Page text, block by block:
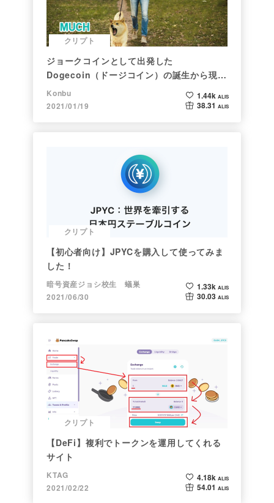
クリプト
ジョークコインとして出発した
Dogecoin（ドージコイン）の誕生から現在
まで。注目される非証券性🐶
Konbu
2021/01/19
1.44k ALIS
38.31 ALIS
クリプト
【初心者向け】JPYCを購入して使ってみま
した！
暗号資産ジョシ校生 蟻巣
2021/06/30
1.33k ALIS
30.03 ALIS
クリプト
【DeFi】複利でトークンを運用してくれる
サイト
KTAG
2021/02/22
4.18k ALIS
54.01 ALIS